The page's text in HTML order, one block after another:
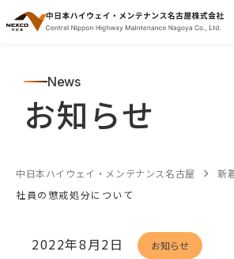
News
お知らせ
中日本ハイウェイ・メンテナンス名古屋 新
社員の懲戒処分について
2022年8月2日 お知らせ